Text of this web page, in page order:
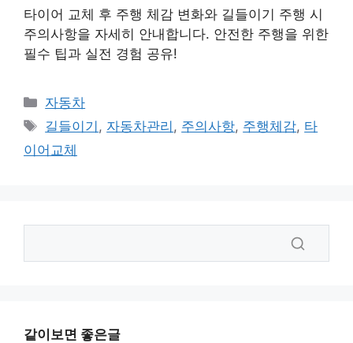
타이어 교체 후 주행 체감 변화와 길들이기 주행 시
주의사항을 자세히 안내합니다. 안전한 주행을 위한
필수 팁과 실전 경험 공유!
카
테
리
자동차
태
그
길들이기 , 자동차관리 , 주의사항, 주행체감, 타
이어교체
같이보면 좋은글